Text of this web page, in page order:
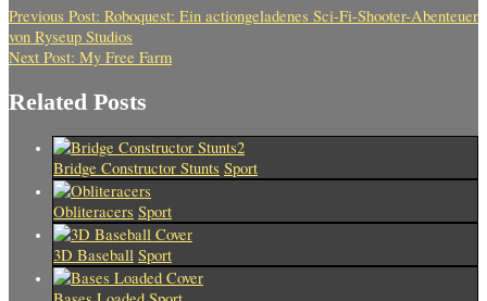
Previous Post: Roboquest: Ein actiongeladenes Sci-Fi-Shooter-Abenteuer
von Ryseup Studios
Next Post: My Free Farm
Related Posts
Bridge Constructor Stunts Sport
Obliteracers Sport
3D Baseball Sport